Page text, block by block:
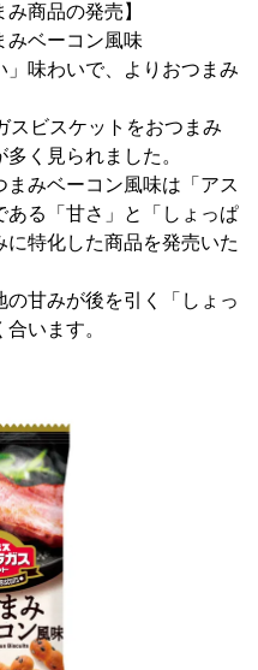
商品の発売】
ベーコン風味
」味わいで、よりおつまみ
スビスケットをおつまみ
く見られました。
みベーコン風味は「アス
る「甘さ」と「しょっぱ
特化した商品を発売いた
甘みが後を引く「しょっ
います。